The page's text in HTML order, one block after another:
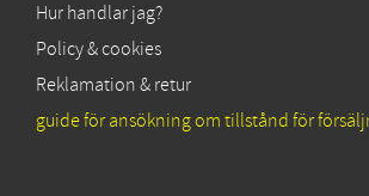
Hur handlar jag?
Policy & cookies
Reklamation & retur
guide för ansökning om tillstånd för